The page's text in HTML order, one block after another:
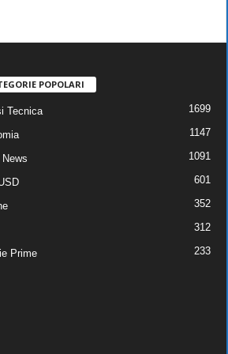
POPOLARI
Tecnica 1699
1147
1091
601
352
312
Prime 233